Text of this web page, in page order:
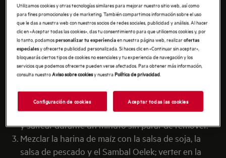
Trocear en juliana la pechuga de pollo, la
zanahoria, los brotes de bambú y la chalota.
Humedecer los fideos de arroz y dejarlos escurrir.
Cortar las semillas y las raices de los brotes de
soja.
Calentar el aceite de sésamo en una sartén y
zanahoria, los brotes de bambú, los brotes de soja,
los fideos de arroz, las especias Dajong y la chalota,
y saltear durante un minuto sin parar de remover.
Mezclar la harina de maíz con la salsa de soja, la
salsa de pescado y el Sambal Oelek; verter en la
Utilizamos cookies y otras tecnologías similares para mejorar nuestro sitio web, así como
para fines promocionales y de marketing. También compartimos información sobre el uso
que le das a nuestra web con nuestros socios de redes sociales, publicidad y análisis. Al hacer
clic en «Aceptar todas las cookies», das tu consentimiento para que utilicemos cookies y, por
lo tanto, podamospersonalizar tu experienciaen nuestra página web, realizarofertas
especialesy ofrecerte publicidad personalizada. Si haces clic en «Continuar sin aceptar»,
bloquearás ciertos tipos de cookies no esenciales y tu experiencia de navegación y los
servicios que podemos ofrecerte pueden verse afectados. Para obtener más información,
consulta nuestroAviso sobre cookiesy nuestraPolítica de privacidad.
Configuración de cookies Aceptar todas las cookies